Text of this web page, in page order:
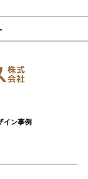
イン事例